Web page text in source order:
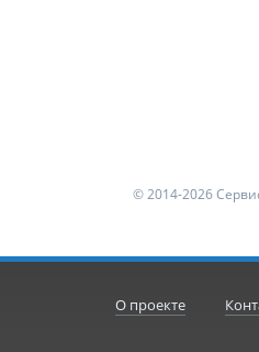
© 2014-2026
О проекте